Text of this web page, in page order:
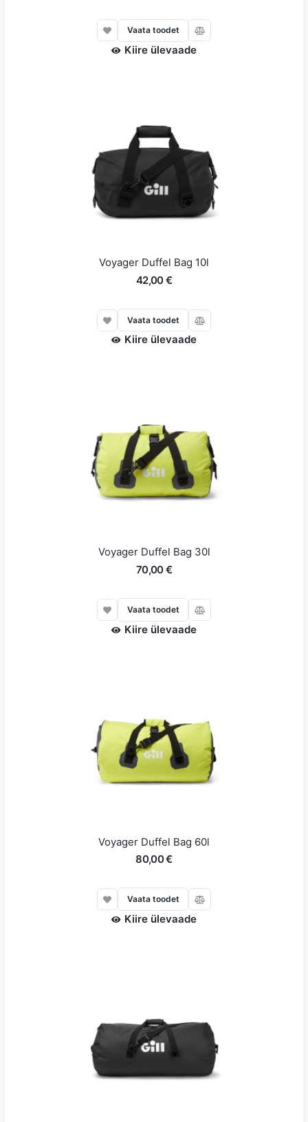
Vaata toodet
Kiire ülevaade
Voyager Duffel Bag 10l
42,00 €
Vaata toodet
Kiire ülevaade
Voyager Duffel Bag 30l
70,00 €
Vaata toodet
Kiire ülevaade
Voyager Duffel Bag 60l
80,00 €
Vaata toodet
Kiire ülevaade